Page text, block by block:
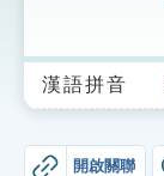
生字詞彙表
成語故事
漢語拼音
開啟關聯